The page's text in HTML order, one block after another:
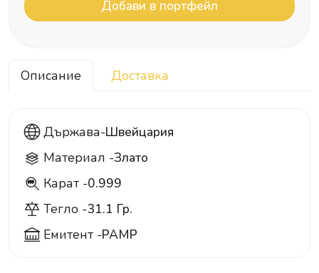
Описание Доставка
Държава-Швейцария
Материал -Злато
999 Карат -0.999
Тегло -31.1 Гр.
Емитент -PAMP